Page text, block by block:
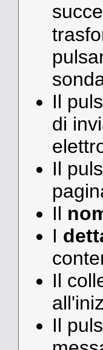
Il
di
Il
Il
I
Il
Il